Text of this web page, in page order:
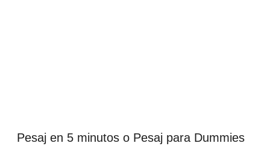
Pesaj en 5 minutos o Pesaj para Dummies